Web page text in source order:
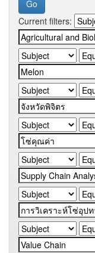
Current filters: